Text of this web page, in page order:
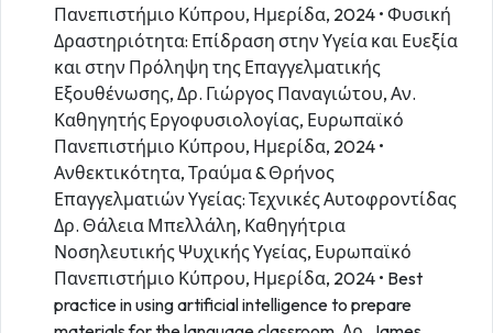
Πανεπιστήμιο Κύπρου, Ημερίδα, 2024 • Φυσική
Δραστηριότητα: Επίδραση στην Υγεία και Ευεξία
και στην Πρόληψη της Επαγγελματικής
Εξουθένωσης, Δρ. Γιώργος Παναγιώτου, Αν.
Καθηγητής Εργοφυσιολογίας, Ευρωπαϊκό
Πανεπιστήμιο Κύπρου, Ημερίδα, 2024 •
Ανθεκτικότητα, Τραύμα & Θρήνος
Επαγγελματιών Υγείας: Τεχνικές Αυτοφροντίδας
Δρ. Θάλεια Μπελλάλη, Καθηγήτρια
Νοσηλευτικής Ψυχικής Υγείας, Ευρωπαϊκό
Πανεπιστήμιο Κύπρου, Ημερίδα, 2024 • Best
practice in using artificial intelligence to prepare